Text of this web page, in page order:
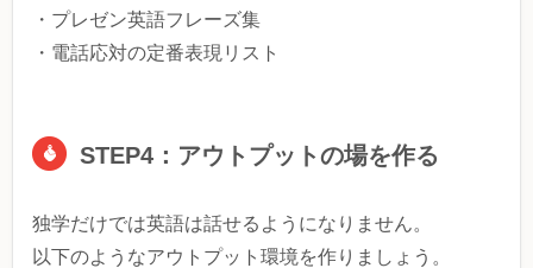
・プレゼン英語フレーズ集
・電話応対の定番表現リスト
STEP4：アウトプットの場を作る
独学だけでは英語は話せるようになりません。
以下のようなアウトプット環境を作りましょう。